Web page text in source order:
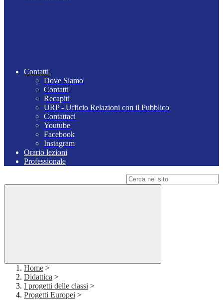
Contatti
Dove Siamo
Contatti
Recapiti
URP - Ufficio Relazioni con il Pubblico
Contattaci
Youtube
Facebook
Instagram
Orario lezioni
Professionale
Home >
Didattica >
I progetti delle classi >
Progetti Europei >